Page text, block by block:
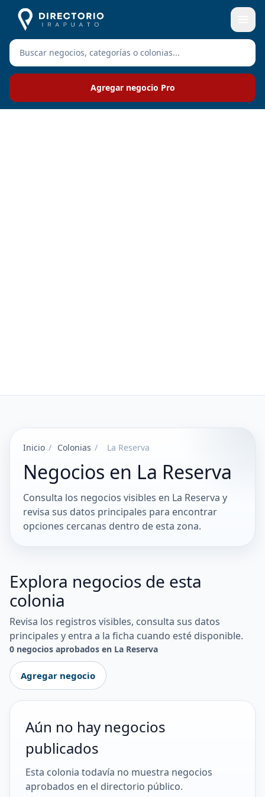
Agregar negocio Pro
Inicio / Colonias / La Reserva
Negocios en La Reserva
Consulta los negocios visibles en La Reserva y
revisa sus datos principales para encontrar
opciones cercanas dentro de esta zona.
Explora negocios de esta
colonia
Revisa los registros visibles, consulta sus datos
principales y entra a la ficha cuando esté disponible.
0 negocios aprobados en La Reserva
Agregar negocio
Aún no hay negocios
publicados
Esta colonia todavía no muestra negocios
aprobados en el directorio público.